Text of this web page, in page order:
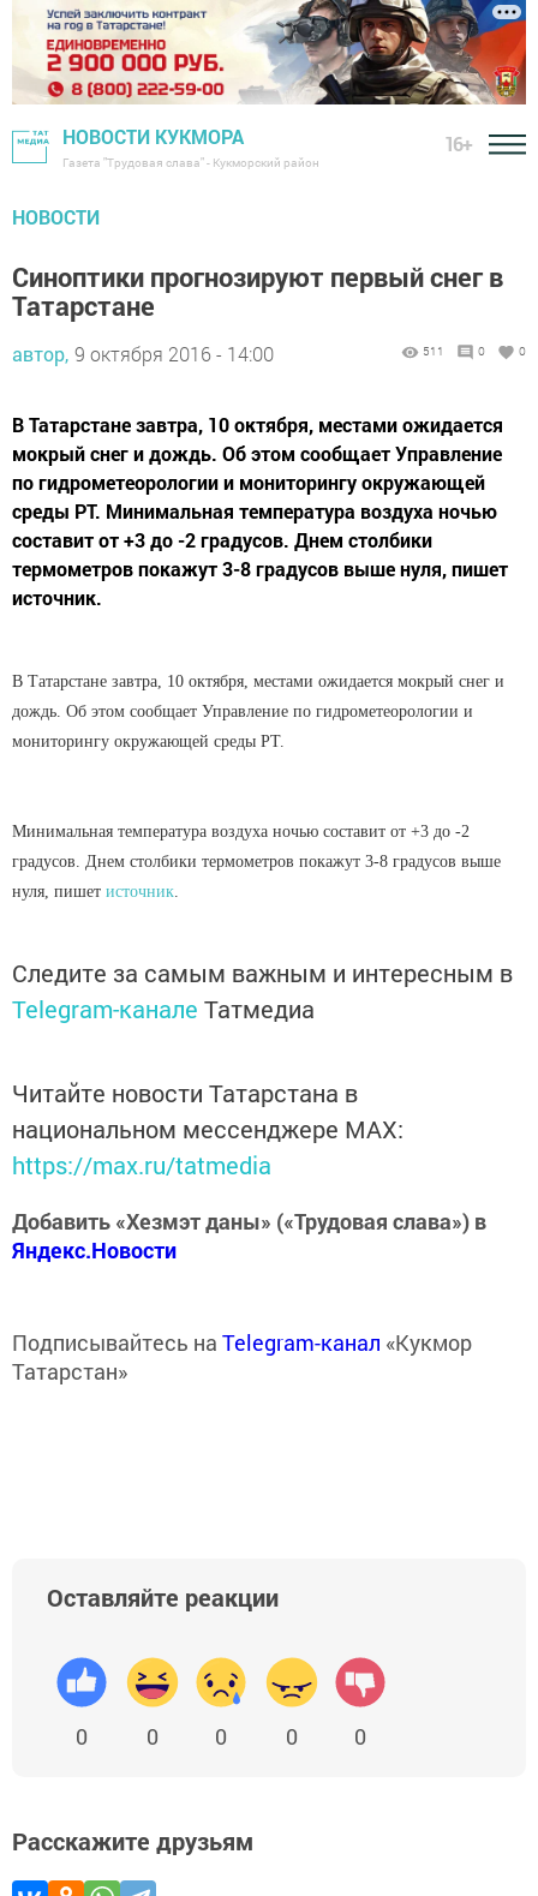
НОВОСТИ КУКМОРА
Газета "Трудовая слава" - Кукморский район
16+
НОВОСТИ
Синоптики прогнозируют первый снег в
Татарстане
автор, 9 октября 2016 - 14:00 511 0 0
В Татарстане завтра, 10 октября, местами ожидается
мокрый снег и дождь. Об этом сообщает Управление
по гидрометеорологии и мониторингу окружающей
среды РТ. Минимальная температура воздуха ночью
составит от +3 до -2 градусов. Днем столбики
термометров покажут 3-8 градусов выше нуля, пишет
источник.
В Татарстане завтра, 10 октября, местами ожидается мокрый снег и
дождь. Об этом сообщает Управление по гидрометеорологии и
мониторингу окружающей среды РТ.
Минимальная температура воздуха ночью составит от +3 до -2
градусов. Днем столбики термометров покажут 3-8 градусов выше
нуля, пишет источник.
Следите за самым важным и интересным в
Telegram-канале Татмедиа
Читайте новости Татарстана в
национальном мессенджере MАХ:
https://max.ru/tatmedia
Добавить «Хезмэт даны» («Трудовая слава») в
Яндекс.Новости
Подписывайтесь на Telegram-канал «Кукмор
Татарстан»
Оставляйте реакции
0 0 0 0 0
Расскажите друзьям